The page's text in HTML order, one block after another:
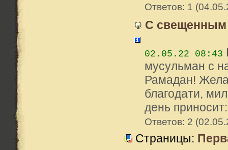
Ответов: 1
С свещенным
02.05.22 08:43
мусульман с
Рамадан!
благодати,
день
Ответов: 2
Страницы: